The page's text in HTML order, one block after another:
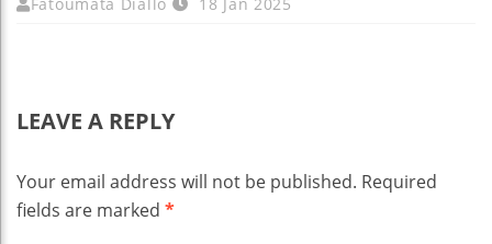
LEAVE A REPLY
Your email address will not be published. Required
fields are marked *